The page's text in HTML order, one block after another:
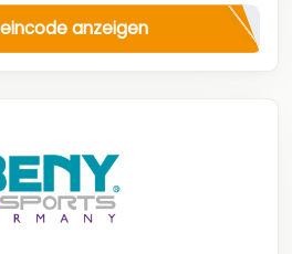
anzeigen